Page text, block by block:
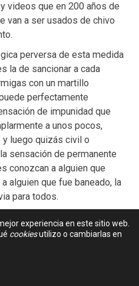
videos que en 200 años de
van a ser usados de chivo
perversa de esta medida
la de sancionar a cada
con un martillo
perfectamente
de impunidad que
a unos pocos,
luego quizás civil o
sensación de permanente
conozcan a alguien que
alguien que fue baneado, la
para todos.
diseñando y hasta
de impunidad, como
al revés donde los gatos de
a defenderse. Pero se trata
experiencia en este sitio web.
cookiesutilizo o cambiarlas en